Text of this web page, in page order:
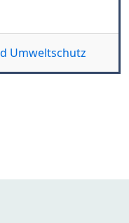
Umweltschutz